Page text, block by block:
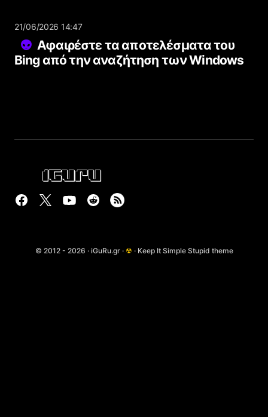
21/06/2026 14:47
Αφαιρέστε τα αποτελέσματα του
Bing από την αναζήτηση των Windows
© 2012 - 2026 · iGuRu.gr · ☢ · Keep It Simple Stupid theme